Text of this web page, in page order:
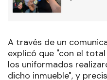
A través de un
explicó que "con el
los uniformados
dicho inmueble", y